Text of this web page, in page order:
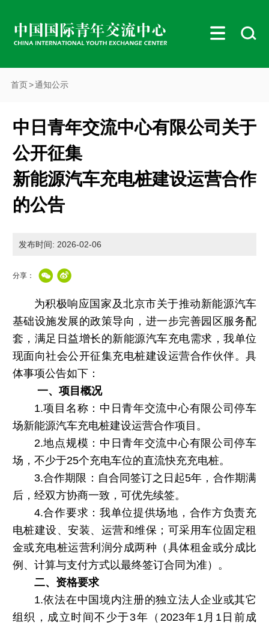
首页>通知公示
中日青年交流中心有限公司关于
公开征集
新能源汽车充电桩建设运营合作
的公告
发布时间: 2026-02-06
分享：
为积极响应国家及北京市关于推动新能源汽车
基础设施发展的政策导向，进一步完善园区服务配
套，满足日益增长的新能源汽车充电需求，我单位
现面向社会公开征集充电桩建设运营合作伙伴。具
体事项公告如下：
一、项目概况
1.项目名称：中日青年交流中心有限公司停车
场新能源汽车充电桩建设运营合作项目。
2.地点规模：中日青年交流中心有限公司停车
场，不少于25个充电车位的直流快充充电桩。
3.合作期限：自合同签订之日起5年，合作期满
后，经双方协商一致，可优先续签。
4.合作要求：我单位提供场地，合作方负责充
电桩建设、安装、运营和维保；可采用车位固定租
金或充电桩运营利润分成两种（具体租金或分成比
例、计算与支付方式以最终签订合同为准）。
二、资格要求
1.依法在中国境内注册的独立法人企业或其它
组织，成立时间不少于3年（2023年1月1日前成